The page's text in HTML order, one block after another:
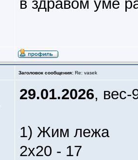
в здравом уме
Заголовок сообщения: Re: vasek
29.01.2026, вес-
1) Жим лежа
2х20 - 17